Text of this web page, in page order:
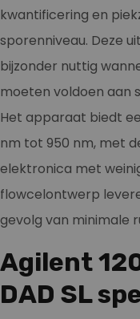
kwantificering en
sporenniveau. Deze
bijzonder nuttig
moeten voldoen aan
Het apparaat biedt
nm tot 950 nm, met
elektronica met
flowcelontwerp
gevolg van minimale
Agilent
DAD SL